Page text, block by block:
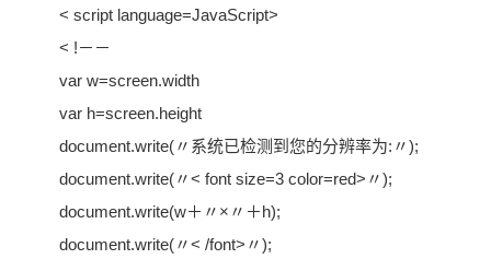
< script language=JavaScript>
< !－－
var w=screen.width
var h=screen.height
document.write(〃系统已检测到您的分辨率为:〃);
document.write(〃< font size=3 color=red>〃);
document.write(w＋〃×〃＋h);
document.write(〃< /font>〃);